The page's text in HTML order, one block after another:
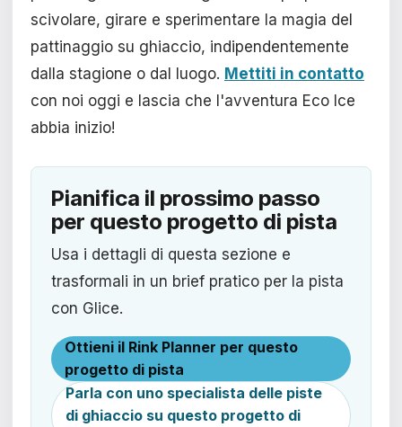
scivolare, girare e sperimentare la magia del
pattinaggio su ghiaccio, indipendentemente
dalla stagione o dal luogo. Mettiti in contatto
con noi oggi e lascia che l'avventura Eco Ice
abbia inizio!
Pianifica il prossimo passo
per questo progetto di pista
Usa i dettagli di questa sezione e
trasformali in un brief pratico per la pista
con Glice.
Ottieni il Rink Planner per questo
progetto di pista
Parla con uno specialista delle piste
di ghiaccio su questo progetto di